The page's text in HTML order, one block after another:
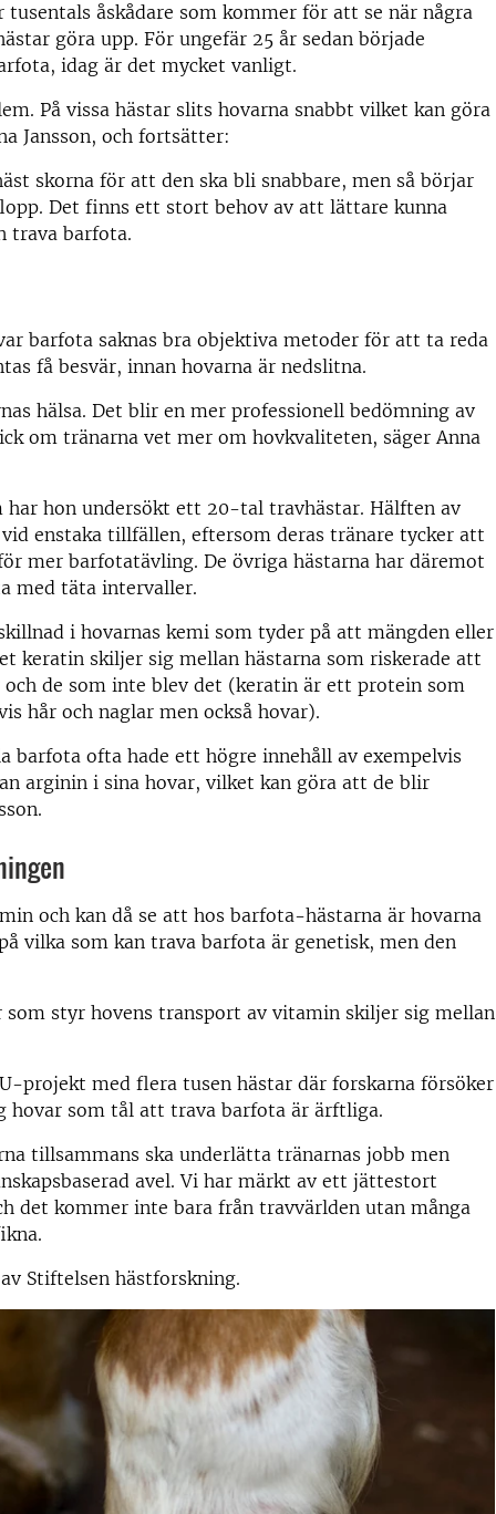
tusentals åskådare som kommer för att se när några
göra upp. För ungefär 25 år sedan började
idag är det mycket vanligt.
På vissa hästar slits hovarna snabbt vilket kan göra
Jansson, och fortsätter:
skorna för att den ska bli snabbare, men så börjar
Det finns ett stort behov av att lättare kunna
trava barfota.
barfota saknas bra objektiva metoder för att ta reda
få besvär, innan hovarna är nedslitna.
hälsa. Det blir en mer professionell bedömning av
om tränarna vet mer om hovkvaliteten, säger Anna
hon undersökt ett 20-tal travhästar. Hälften av
enstaka tillfällen, eftersom deras tränare tycker att
mer barfotatävling. De övriga hästarna har däremot
med täta intervaller.
i hovarnas kemi som tyder på att mängden eller
keratin skiljer sig mellan hästarna som riskerade att
de som inte blev det (keratin är ett protein som
hår och naglar men också hovar).
barfota ofta hade ett högre innehåll av exempelvis
arginin i sina hovar, vilket kan göra att de blir
och kan då se att hos barfota-hästarna är hovarna
vilka som kan trava barfota är genetisk, men den
som styr hovens transport av vitamin skiljer sig mellan
projekt med flera tusen hästar där forskarna försöker
hovar som tål att trava barfota är ärftliga.
tillsammans ska underlätta tränarnas jobb men
avel. Vi har märkt av ett jättestort
det kommer inte bara från travvärlden utan många
Stiftelsen hästforskning.